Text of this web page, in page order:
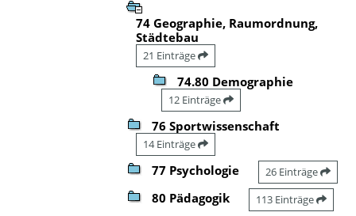
74 Geographie, Raumordnung,
Städtebau
21 Einträge
74.80 Demographie
12 Einträge
76 Sportwissenschaft
14 Einträge
77 Psychologie 26 Einträge
80 Pädagogik 113 Einträge